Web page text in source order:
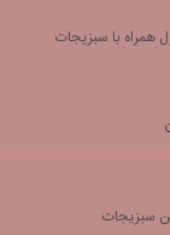
همراه با سبزیجات
سبزیجات